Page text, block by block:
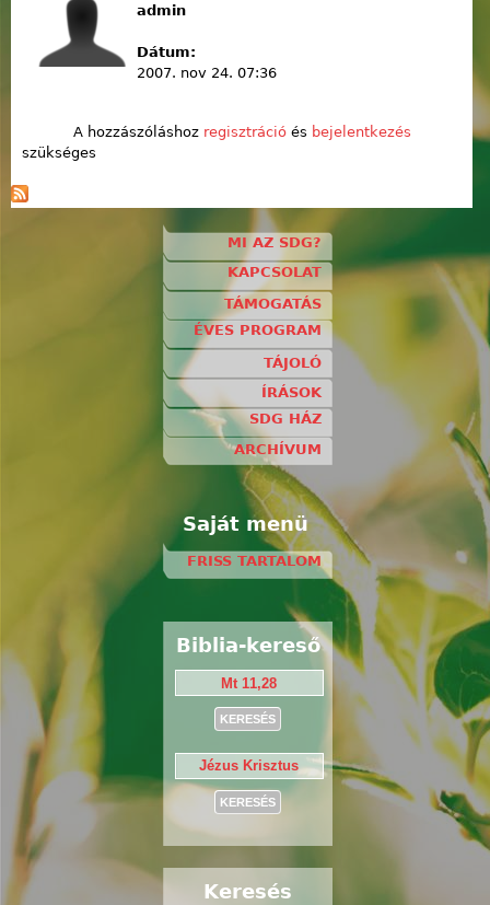
admin
Dátum:
2007. nov 24. 07:36
A hozzászóláshoz regisztrációés bejelentkezés
szükséges
MI AZ SDG?
KAPCSOLAT
TÁMOGATÁS
ÉVES PROGRAM
TÁJOLÓ
ÍRÁSOK
SDG HÁZ
ARCHÍVUM
Saját menü
FRISS TARTALOM
Biblia-kereső
Keresés